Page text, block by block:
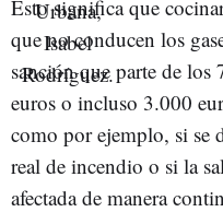
Esto significa que
que no conducen los
sanción que parte de los
euros o incluso 3.000
como por ejemplo, si se
real de incendio o si la
afectada de manera